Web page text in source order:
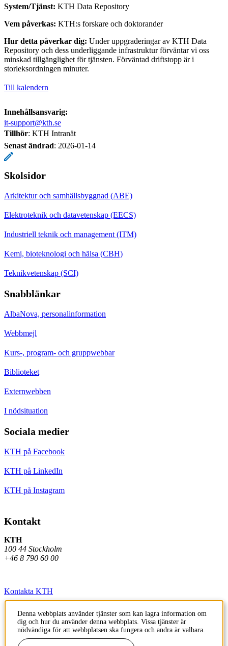
System/Tjänst: KTH Data Repository
Vem påverkas: KTH:s forskare och doktorander
Hur detta påverkar dig: Under uppgraderingar av KTH Data
Repository och dess underliggande infrastruktur förväntar vi oss
minskad tillgänglighet för tjänsten. Förväntad driftstopp är i
storleksordningen minuter.
Till kalendern
Innehållsansvarig:
it-support@kth.se
Tillhör: KTH Intranät
Senast ändrad: 2026-01-14
Skolsidor
Arkitektur och samhällsbyggnad (ABE)
Elektroteknik och datavetenskap (EECS)
Industriell teknik och management (ITM)
Kemi, bioteknologi och hälsa (CBH)
Teknikvetenskap (SCI)
Snabblänkar
AlbaNova, personalinformation
Webbmejl
Kurs-, program- och gruppwebbar
Biblioteket
Externwebben
I nödsituation
Sociala medier
KTH på Facebook
KTH på LinkedIn
KTH på Instagram
Kontakt
KTH
100 44 Stockholm
+46 8 790 60 00
Kontakta KTH
Jobba på KTH
Press och media
Denna webbplats använder tjänster som kan lagra information om
dig och hur du använder denna webbplats. Vissa tjänster är
nödvändiga för att webbplatsen ska fungera och andra är valbara.